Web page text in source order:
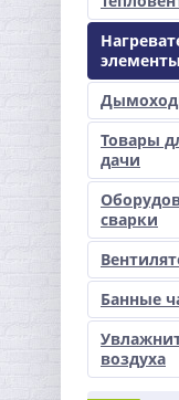
элементы
Товары
дачи
сварки
Банные
воздуха